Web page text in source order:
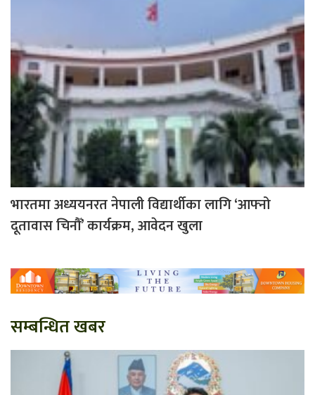
भारतमा अध्ययनरत नेपाली विद्यार्थीका लागि ‘आफ्नो
दूतावास चिनौँ’ कार्यक्रम, आवेदन खुला
सम्बन्धित खबर